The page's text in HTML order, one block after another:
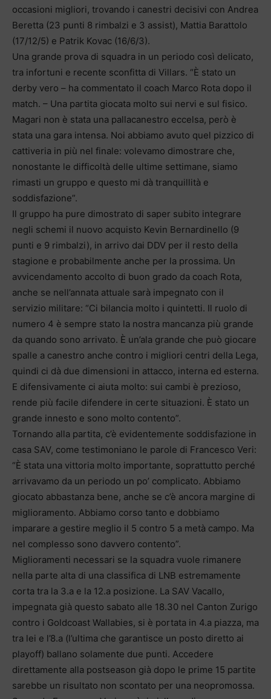
occasioni migliori, trovando i canestri decisivi con Andrea
Beretta (23 punti 8 rimbalzi e 3 assist), Mattia Barattolo
(17/12/5) e Patrik Kovac (16/6/3).
Una grande prova di squadra in un periodo così delicato,
tra infortuni e recente sconfitta di Villars. “È stato un
derby vero – ha commentato il coach Marco Rota dopo il
match. – Una partita giocata molto sui nervi e sul fisico.
Magari non è stata una pallacanestro eccelsa, però è
stata una gara intensa. Noi abbiamo avuto quel pizzico di
cattiveria in più nel finale: volevamo dimostrare che,
nonostante le difficoltà delle ultime settimane, siamo
rimasti un gruppo e questo mi dà tranquillità e
soddisfazione”.
Il gruppo ha pure dimostrato di saper subito integrare
negli schemi il nuovo acquisto Kevin Bernardinello (9
punti e 9 rimbalzi), in arrivo dai DDV per il resto della
stagione e probabilmente anche per la prossima. Un
avvicendamento accolto di buon grado da coach Rota,
anche se nell’annata attuale sarà impegnato con il
servizio militare: “Ci bilancia molto i quintetti. Il ruolo di
numero 4 è sempre stato la nostra mancanza più grande
da quando sono arrivato. È un’ala grande che può giocare
spalle a canestro anche contro i migliori centri della Lega,
quindi ci dà due dimensioni in attacco, interna ed esterna.
E difensivamente ci aiuta molto: sui cambi è prezioso,
rende più facile difendere in certe situazioni. È stato un
grande innesto e sono molto contento”.
Tornando alla partita, c’è evidentemente soddisfazione in
casa SAV, come testimoniano le parole di Francesco Veri:
“È stata una vittoria molto importante, soprattutto perché
arrivavamo da un periodo un po’ complicato. Abbiamo
giocato abbastanza bene, anche se c’è ancora margine di
miglioramento. Abbiamo corso tanto e dobbiamo
imparare a gestire meglio il 5 contro 5 a metà campo. Ma
nel complesso sono davvero contento”.
Miglioramenti necessari se la squadra vuole rimanere
nella parte alta di una classifica di LNB estremamente
corta tra la 3.a e la 12.a posizione. La SAV Vacallo,
impegnata già questo sabato alle 18.30 nel Canton Zurigo
contro i Goldcoast Wallabies, si è portata in 4.a piazza, ma
tra lei e l’8.a (l’ultima che garantisce un posto diretto ai
playoff) ballano solamente due punti. Accedere
direttamente alla postseason già dopo le prime 15 partite
sarebbe un risultato non scontato per una neopromossa.